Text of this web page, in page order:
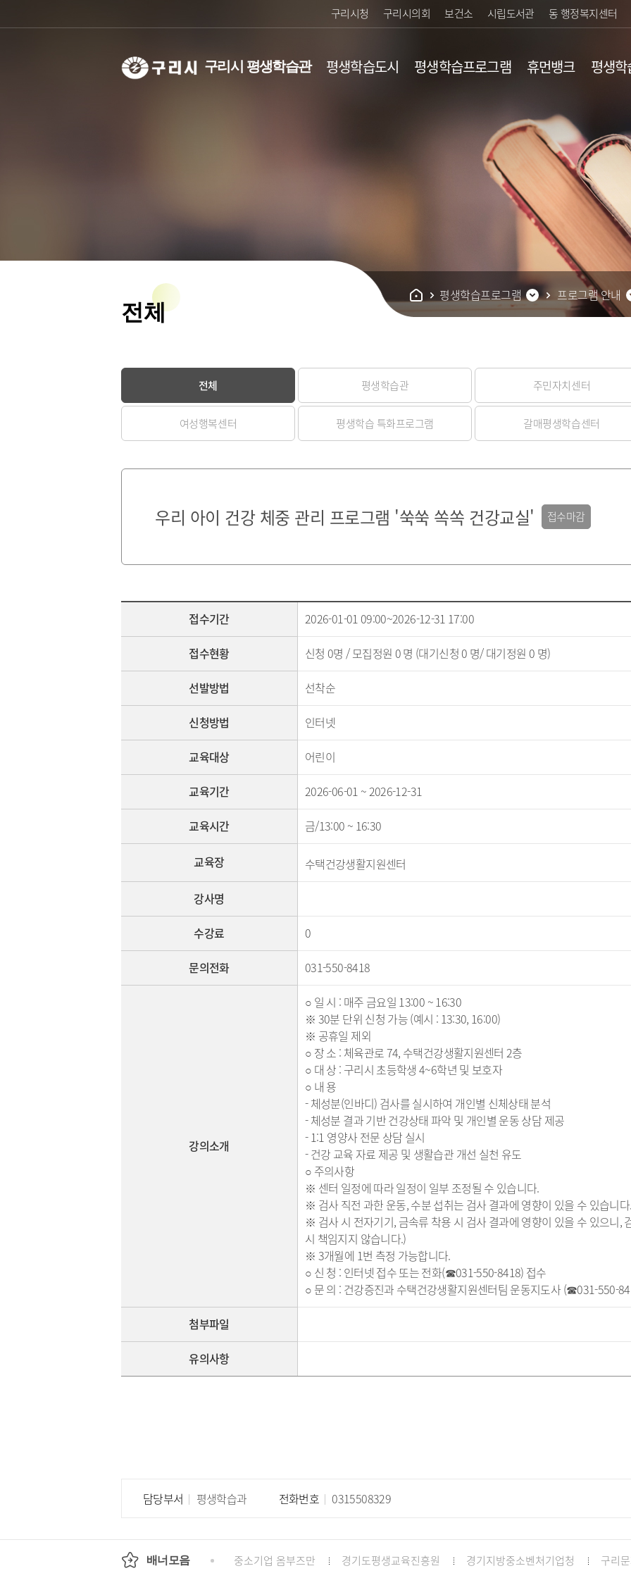
구리시청 구리시의회 보건소 시립도서관 동 행정복지센터
구리시 평생학습관 평생학습도시
평생교육 기관안내
평생학습프로그램 휴먼뱅크
우리동네학습공간
평생
평생학습프로그램 프로그램 안내
전체
전체 평생학습관 주민자치센터
여성행복센터 평생학습 특화프로그램 갈매평생학습센터
우리 아이 건강 체중 관리 프로그램 '쑥쑥 쏙쏙 건강교실' 접수마감
접수기간 2026-01-01 09:00~2026-12-31 17:00
접수현황 신청 0명 / 모집정원 0 명 (대기신청 0 명/ 대기정원 0 명)
선발방법 선착순
신청방법 인터넷
교육대상 어린이
교육기간 2026-06-01 ~ 2026-12-31
교육시간 금/13:00 ~ 16:30
교육장 수택건강생활지원센터
강사명
수강료 0
문의전화 031-550-8418
강의소개
○ 일 시 : 매주 금요일 13:00 ~ 16:30
※ 30분 단위 신청 가능 (예시 : 13:30, 16:00)
※ 공휴일 제외
○ 장 소 : 체육관로 74, 수택건강생활지원센터 2층
○ 대 상 : 구리시 초등학생 4~6학년 및 보호자
○ 내 용
- 체성분(인바디) 검사를 실시하여 개인별 신체상태 분석
- 체성분 결과 기반 건강상태 파악 및 개인별 운동 상담 제공
- 1:1 영양사 전문 상담 실시
- 건강 교육 자료 제공 및 생활습관 개선 실천 유도
○ 주의사항
※ 센터 일정에 따라 일정이 일부 조정될 수 있습니다.
※ 검사 직전 과한 운동, 수분 섭취는 검사 결과에 영향이 있을 수 있습니다.
※ 검사 시 전자기기, 금속류 착용 시 검사 결과에 영향이 있을 수 있으니,
시 책임지지 않습니다.)
※ 3개월에 1번 측정 가능합니다.
○ 신 청 : 인터넷 접수 또는 전화(☎031-550-8418) 접수
○ 문 의 : 건강증진과 수택건강생활지원센터팀 운동지도사 (☎031-550-
첨부파일
유의사항
담당부서 평생학습과 전화번호 0315508329
배너모음
경기도청 행정안전부 중소기업 옴부즈만 경기도평생교육진흥원 경기지방중소벤처기업청 구리